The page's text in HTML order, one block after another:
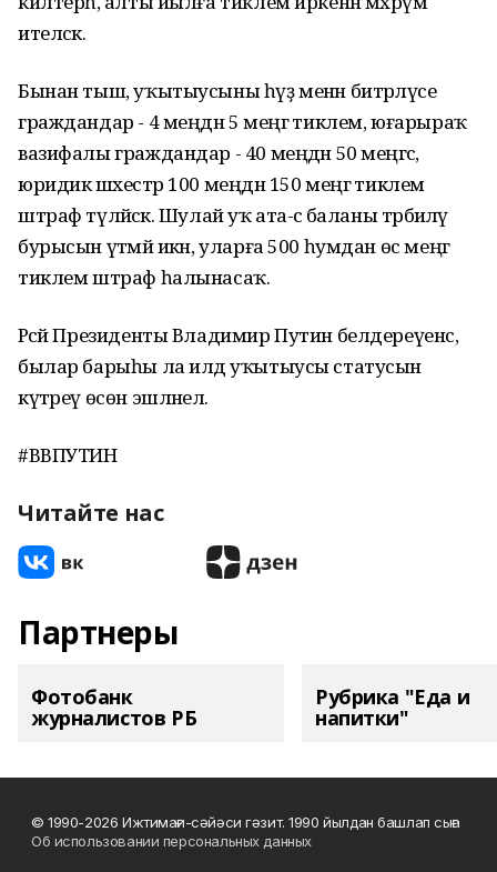
ителәсәк.
Бынан тыш, уҡытыусыны һүҙ менән битәрләүсе
граждандар - 4 меңдән 5 меңгә тиклем, юғарыраҡ
вазифалы граждандар - 40 меңдән 50 меңгәсә,
юридик шәхестәр 100 меңдән 150 меңгә тиклем
штраф түләйәсәк. Шулай уҡ ата-әсә баланы тәрбиәләү
бурысын үтәмәй икән, уларға 500 һумдан өс меңгә
тиклем штраф һалынасаҡ.
Рәсәй Президенты Владимир Путин белдереүенсә,
былар барыһы ла илдә уҡытыусы статусын
күтәреү өсөн эшләнелә.
#ВВПУТИН
Читайте нас
Партнеры
Фотобанк
журналистов РБ
Рубрика "Еда и
напитки"
© 1990-2026 Ижтимағи-сәйәси гәзит. 1990 йылдан башлап сыға
Об использовании персональных данных